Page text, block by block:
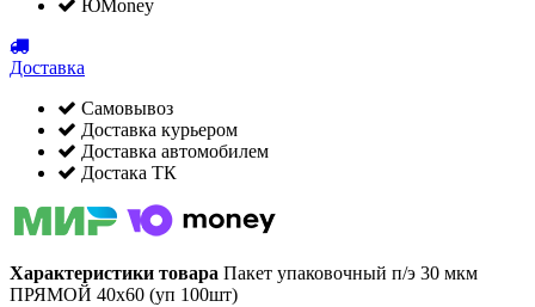
ЮMoney
Доставка
Самовывоз
Доставка курьером
Доставка автомобилем
Достака ТК
Характеристики товара Пакет упаковочный п/э 30 мкм
ПРЯМОЙ 40х60 (уп 100шт)